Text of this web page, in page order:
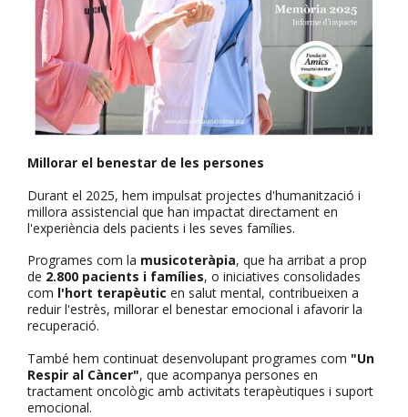
Millorar el benestar de les persones
Durant el 2025, hem impulsat projectes d'humanització i
millora assistencial que han impactat directament en
l'experiència dels pacients i les seves famílies.
Programes com la musicoteràpia, que ha arribat a prop
de 2.800 pacients i famílies, o iniciatives consolidades
com l'hort terapèutic en salut mental, contribueixen a
reduir l'estrès, millorar el benestar emocional i afavorir la
recuperació.
També hem continuat desenvolupant programes com "Un
Respir al Càncer", que acompanya persones en
tractament oncològic amb activitats terapèutiques i suport
emocional.